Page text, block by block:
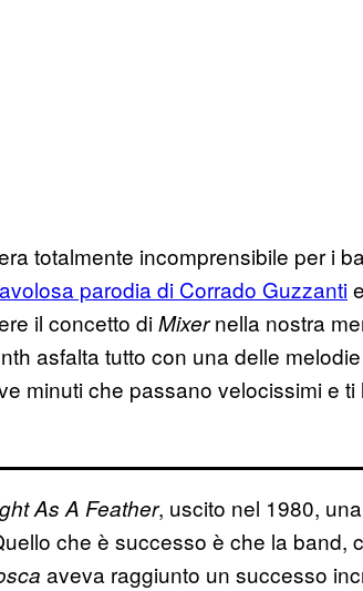
totalmente incomprensibile per i
parodia di Corrado Guzzanti
il concetto diMixernella nostra
asfalta tutto con una delle
minuti che passano velocissimi e
As A Feather, uscito nel 1980,
che è successo è che la band,
aveva raggiunto un successo